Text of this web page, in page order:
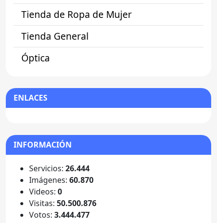
Tienda de Ropa de Mujer
Tienda General
Óptica
ENLACES
INFORMACIÓN
Servicios: 26.444
Imágenes: 60.870
Videos: 0
Visitas: 50.500.876
Votos: 3.444.477